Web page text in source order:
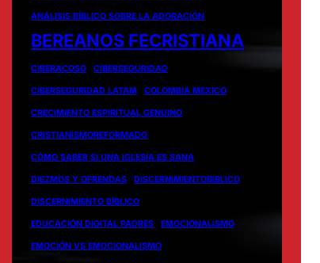
ANÁLISIS BÍBLICO SOBRE LA ADORACIÓN
BEREANOS FECRISTIANA
CIBERACOSO CIBERSEGURIDAD
CIBERSEGURIDAD LATAM COLOMBIA MEXICO
CRECIMIENTO ESPIRITUAL GENUINO
CRISTIANISMOREFORMADO
CÓMO SABER SI UNA IGLESIA ES SANA
DIEZMOS Y OFRENDAS DISCERNIMIENTOBIBLICO
DISCERNIMIENTO BÍBLICO
EDUCACIÓN DIGITAL PADRES EMOCIONALISMO
EMOCIÓN VS EMOCIONALISMO